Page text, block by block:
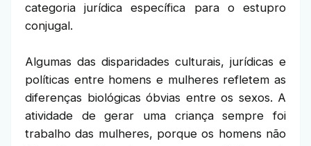
categoria jurídica específica para o estupro
conjugal.
Algumas das disparidades culturais, jurídicas e
políticas entre homens e mulheres refletem as
diferenças biológicas óbvias entre os sexos. A
atividade de gerar uma criança sempre foi
trabalho das mulheres, porque os homens não